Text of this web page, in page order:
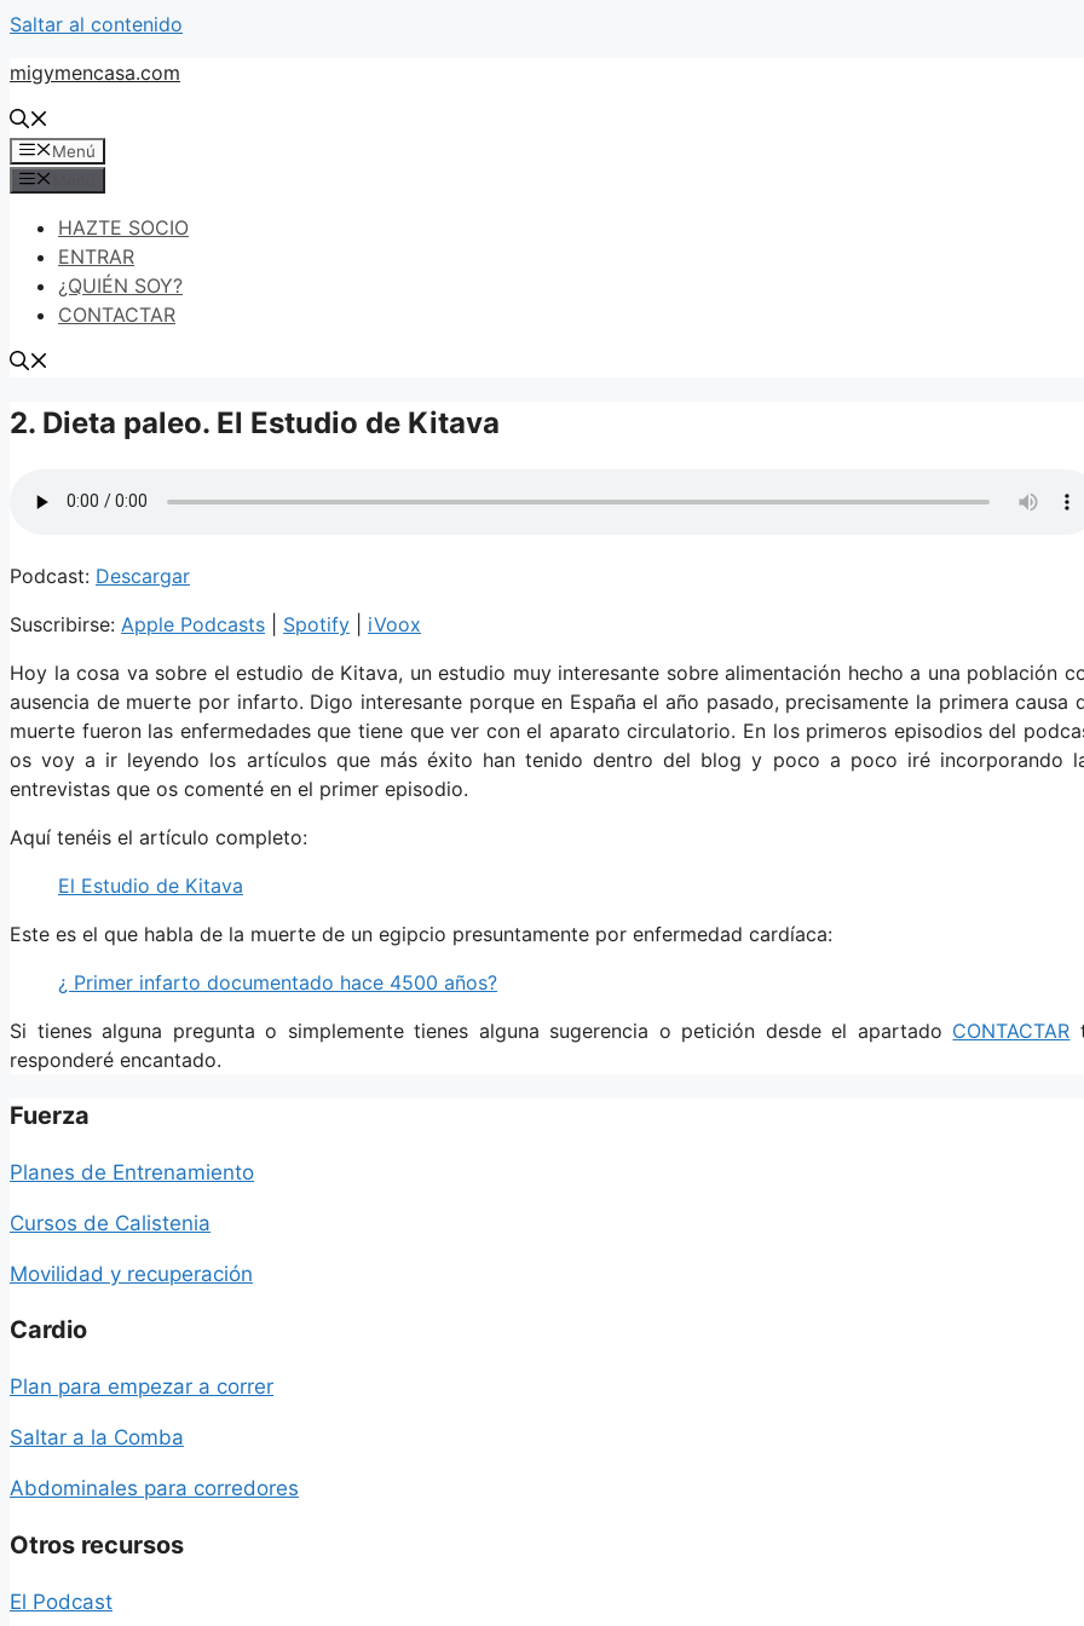
Saltar al contenido
migymencasa.com
Menú
HAZTE SOCIO
ENTRAR
¿QUIÉN SOY?
CONTACTAR
2. Dieta paleo. El Estudio de Kitava
Podcast: Descargar
Suscribirse: Apple Podcasts Spotify
iVoox
Hoy la cosa va sobre el estudio de Kitava, un estudio muy interesante sobre alimentación hecho a una población
ausencia de muerte por infarto. Digo interesante porque en España el año pasado, precisamente la primera causa
muerte fueron las enfermedades que tiene que ver con el aparato circulatorio. En los primeros episodios del
os voy a ir leyendo los artículos que más éxito han tenido dentro del blog y poco a poco iré incorporando
entrevistas que os comenté en el primer episodio.
Aquí tenéis el artículo completo:
El Estudio de Kitava
Este es el que habla de la muerte de un egipcio presuntamente por enfermedad cardíaca:
¿ Primer infarto documentado hace 4500 años?
Si tienes alguna pregunta o simplemente tienes alguna sugerencia o petición desde el apartado CONTACTAR
responderé encantado.
Fuerza
Planes de Entrenamiento
Cursos de Calistenia
Movilidad y recuperación
Cardio
Plan para empezar a correr
Saltar a la Comba
Abdominales para corredores
Otros recursos
El Podcast